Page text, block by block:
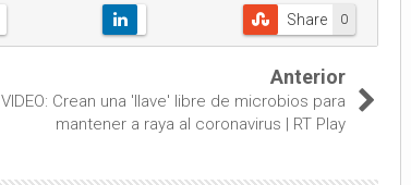
0
Share
Anterior
VIDEO: Crean una 'llave' libre de microbios para
mantener a raya al coronavirus | RT Play